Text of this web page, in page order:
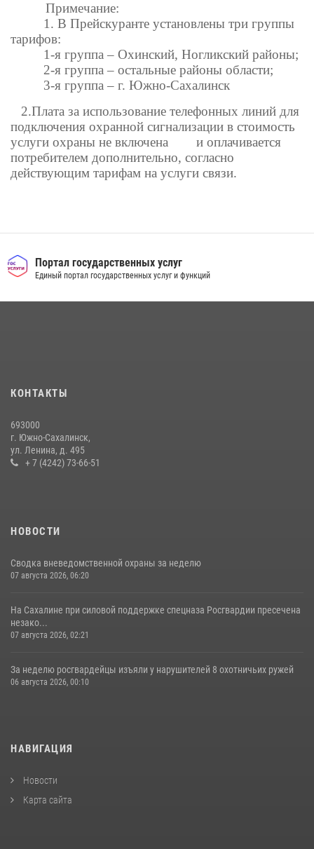
Примечание:
1. В Прейскуранте установлены три группы
тарифов:
1-я группа – Охинский, Ногликский районы;
2-я группа – остальные районы области;
3-я группа – г. Южно-Сахалинск
2.Плата за использование телефонных линий для
подключения охранной сигнализации в стоимость
услуги охраны не включена и оплачивается
потребителем дополнительно, согласно
действующим тарифам на услуги связи.
Портал государственных услуг
Единый портал государственных услуг и функций
КОНТАКТЫ
693000
г. Южно-Сахалинск,
ул. Ленина, д. 495
+ 7 (4242) 73-66-51
НОВОСТИ
Сводка вневедомственной охраны за неделю
07 августа 2026, 06:20
На Сахалине при силовой поддержке спецназа Росгвардии пресечена
незако...
07 августа 2026, 02:21
За неделю росгвардейцы изъяли у нарушителей 8 охотничьих ружей
06 августа 2026, 00:10
НАВИГАЦИЯ
Новости
Карта сайта